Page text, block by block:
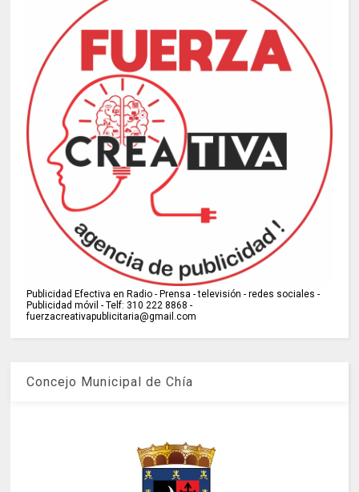
Publicidad Efectiva en Radio - Prensa - televisión - redes sociales -
Publicidad móvil - Telf: 310 222 8868 -
fuerzacreativapublicitaria@gmail.com
Concejo Municipal de Chía